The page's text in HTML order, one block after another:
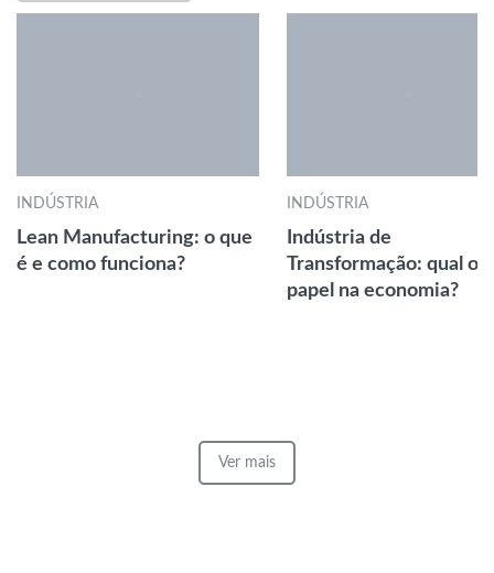
INDÚSTRIA
Lean Manufacturing: o que
é e como funciona?
INDÚSTRIA
Indústria de
Transformação: qual o
papel na economia?
Ver mais